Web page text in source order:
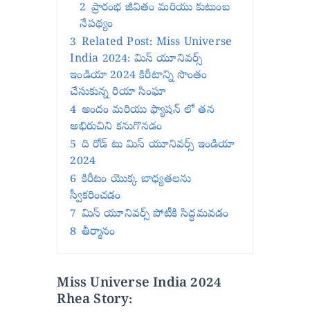
2 ప్రారంభ జీవితం మరియు కుటుంబ
నేపథ్యం
3 Related Post: Miss Universe
India 2024: మిస్ యూనివర్స్
ఇండియా 2024 కిరీటాన్ని సొంతం
చేసుకున్న రియా సింఘా
4 అందం మరియు ఫ్యాషన్ లో తన
అభిరుచిని కనుగొనడం
5 ది రోడ్ టు మిస్ యూనివర్స్ ఇండియా
2024
6 కిరీటం యొక్క బాధ్యతలను
స్వీకరించడం
7 మిస్ యూనివర్స్ పోటీకి సిద్ధమవడం
8 తీర్మానం
Miss Universe India 2024
Rhea Story: